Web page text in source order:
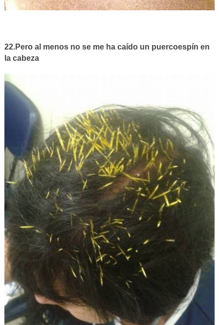
22.Pero al menos no se me ha caído un puercoespín en
la cabeza